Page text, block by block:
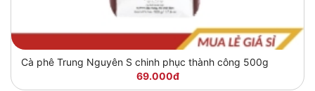
Cà phê Trung Nguyên S chinh phục thành công 500g
69.000đ